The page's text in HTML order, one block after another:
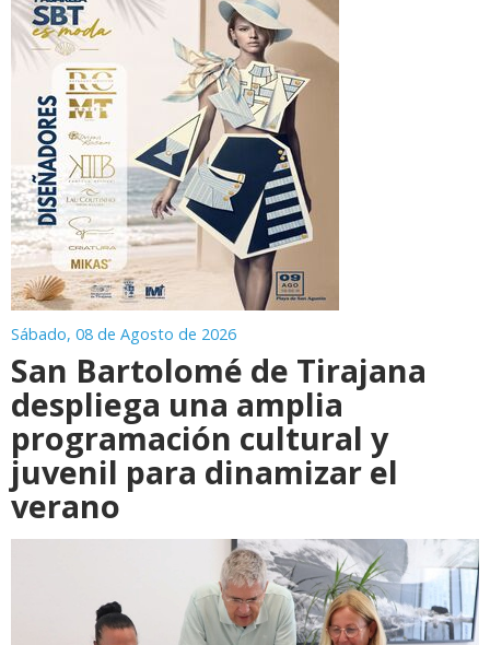
Sábado, 08 de Agosto de 2026
San Bartolomé de Tirajana
despliega una amplia
programación cultural y
juvenil para dinamizar el
verano